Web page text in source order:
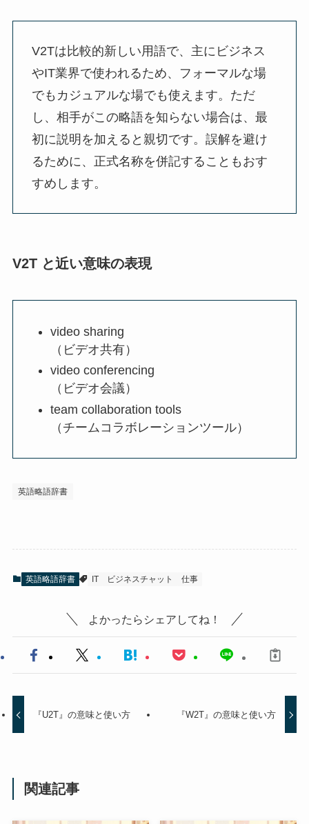
V2Tは比較的新しい用語で、主にビジネス
やIT業界で使われるため、フォーマルな場
でもカジュアルな場でも使えます。ただ
し、相手がこの略語を知らない場合は、最
初に説明を加えると親切です。誤解を避け
るために、正式名称を併記することもおす
すめします。
V2T と近い意味の表現
video sharing
（ビデオ共有）
video conferencing
（ビデオ会議）
team collaboration tools
（チームコラボレーションツール）
英語略語辞書
英語略語辞書 IT ビジネスチャット 仕事
よかったらシェアしてね！
『U2T』の意味と使い方 『W2T』の意味と使い方
関連記事